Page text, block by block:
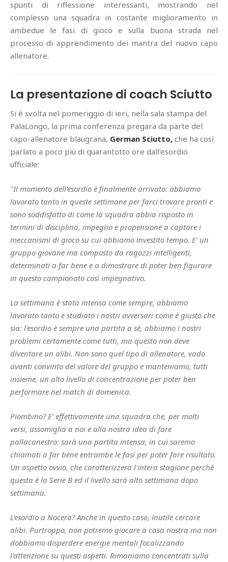
spunti di riflessione interessanti, mostrando nel
complesso una squadra in costante miglioramento in
ambedue le fasi di gioco e sulla buona strada nel
processo di apprendimento dei mantra del nuovo capo
allenatore.
La presentazione di coach Sciutto
Si è svolta nel pomeriggio di ieri, nella sala stampa del
PalaLongo, la prima conferenza pregara da parte del
capo-allenatore blaugrana, German Sciutto, che ha così
parlato a poco più di quarantotto ore dall'esordio
ufficiale:
"Il momento dell'esordio è finalmente arrivato: abbiamo
lavorato tanto in queste settimane per farci trovare pronti e
sono soddisfatto di come la squadra abbia risposto in
termini di disciplina, impegno e propensione a captare i
meccanismi di gioco su cui abbiamo investito tempo. E' un
gruppo giovane ma composto da ragazzi intelligenti,
determinati a far bene e a dimostrare di poter ben figurare
in questo campionato così impegnativo.
La settimana è stata intensa come sempre, abbiamo
lavorato tanto e studiato i nostri avversari come è giusto che
sia: l'esordio è sempre una partita a sé, abbiamo i nostri
problemi certamente come tutti, ma questo non deve
diventare un alibi. Non sono quel tipo di allenatore, vado
avanti convinto del valore del gruppo e manteniamo, tutti
insieme, un alto livello di concentrazione per poter ben
performare nel match di domenica.
Piombino? E' effettivamente una squadra che, per molti
versi, assomiglia a noi e alla nostra idea di fare
pallacanestro: sarà una partita intensa, in cui saremo
chiamati a far bene entrambe le fasi per poter fare risultato.
Un aspetto ovvio, che caratterizzerà l'intera stagione perché
questa è la Serie B ed il livello sarà alto settimana dopo
settimana.
L'esordio a Nocera? Anche in questo caso, inutile cercare
alibi. Purtroppo, non potremo giocare a casa nostra ma non
dobbiamo disperdere energie mentali focalizzando
l'attenzione su questi aspetti. Rimaniamo concentrati sulla